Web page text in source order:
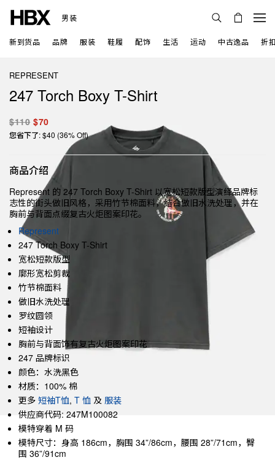
男装
新到货品 品牌 服装 鞋履 配饰 生活 运动 中古逸品 折
REPRESENT
247 Torch Boxy T-Shirt
$110 $70
您省下了: $40 (36% Off)
商品介绍
Represent 的 247 Torch Boxy T-Shirt 以宽松短款版型演绎品牌标
志性的街头做旧风格，采用竹节棉面料，结合做旧水洗处理，并在
胸前与背面点缀复古火炬图案印花。
Represent
247 Torch Boxy T-Shirt
宽松短款版型
廓形宽松剪裁
竹节棉面料
做旧水洗处理
罗纹圆领
短袖设计
胸前与背面饰有复古火炬图案印花
247 品牌标识
颜色：水洗黑色
材质：100% 棉
更多 短袖T恤, T 恤 及 服装
供应商代码: 247M100082
模特穿着 M 码
模特尺寸：身高 186cm，胸围 34”/86cm，腰围 28”/71cm，臀
围 36”/91cm